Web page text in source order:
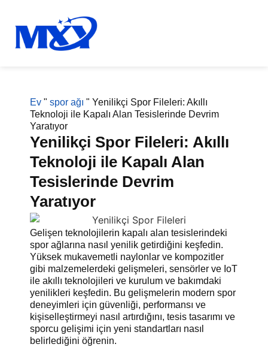
Ev " spor ağı " Yenilikçi Spor Fileleri: Akıllı
Teknoloji ile Kapalı Alan Tesislerinde Devrim
Yaratıyor
Yenilikçi Spor Fileleri: Akıllı
Teknoloji ile Kapalı Alan
Tesislerinde Devrim
Yaratıyor
Gelişen teknolojilerin kapalı alan tesislerindeki
spor ağlarına nasıl yenilik getirdiğini keşfedin.
Yüksek mukavemetli naylonlar ve kompozitler
gibi malzemelerdeki gelişmeleri, sensörler ve IoT
ile akıllı teknolojileri ve kurulum ve bakımdaki
yenilikleri keşfedin. Bu gelişmelerin modern spor
deneyimleri için güvenliği, performansı ve
kişiselleştirmeyi nasıl artırdığını, tesis tasarımı ve
sporcu gelişimi için yeni standartları nasıl
belirlediğini öğrenin.